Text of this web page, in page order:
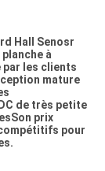
Hall Senosr
à
par les clients
mature
de très petite
prix
pour